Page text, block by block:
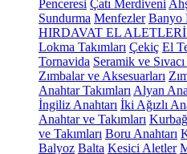
Penceresi Çatı Merdiveni
Sundurma Menfezler Banyo
HIRDAVAT EL
Lokma Takımları Çekiç El
Tornavida Seramik ve
Zımbalar ve Aksesuarları
Anahtar Takımları Alyan
İngiliz Anahtarı İki Ağızlı
Anahtar ve Takımları
ve Takımları Boru Anahtarı
Balyoz Balta Kesici Aletler